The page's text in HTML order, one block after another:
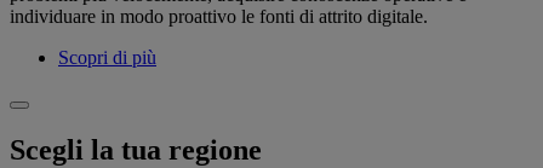
individuare in modo proattivo le fonti di attrito digitale.
Scopri di più
Scegli la tua regione